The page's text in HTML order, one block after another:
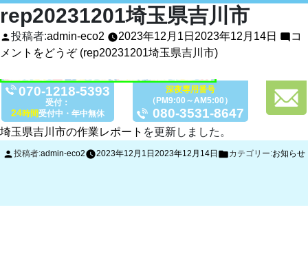
070-1218-5393
受付：
24時間受付中・年中無休
深夜専用番号
（PM9:00～AM5:00）
080-3531-8647
rep20231201埼玉県吉川市
投稿者:admin-eco2 2023年12月1日 2023年12月14日
コ
メントをどうぞ(rep20231201埼玉県吉川市)
埼玉県吉川市の作業レポート を更新しました。
投稿者:admin-eco2 2023年12月1日 2023年12月14日 カテゴリー:お知らせ